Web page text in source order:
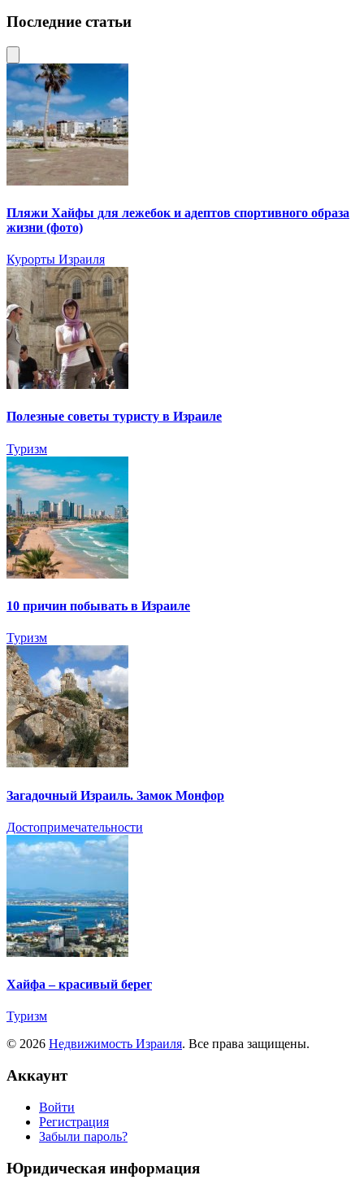
Последние статьи
Пляжи Хайфы для лежебок и адептов спортивного образа
жизни (фото)
Курорты Израиля
Полезные советы туристу в Израиле
Туризм
10 причин побывать в Израиле
Туризм
Загадочный Израиль. Замок Монфор
Достопримечательности
Хайфа – красивый берег
Туризм
© 2026 Недвижимость Израиля. Все права защищены.
Аккаунт
Войти
Регистрация
Забыли пароль?
Юридическая информация